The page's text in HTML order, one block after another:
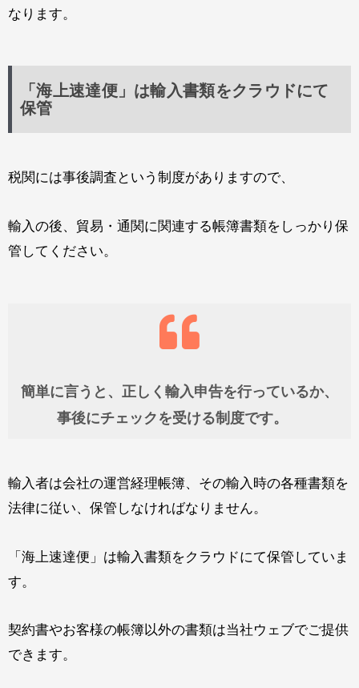
なります。
「海上速達便」は輸入書類をクラウドにて
保管
税関には事後調査という制度がありますので、
輸入の後、貿易・通関に関連する帳簿書類をしっかり保
管してください。
簡単に言うと、正しく輸入申告を行っているか、
事後にチェックを受ける制度です。
輸入者は会社の運営経理帳簿、その輸入時の各種書類を
法律に従い、保管しなければなりません。
「海上速達便」は輸入書類をクラウドにて保管していま
す。
契約書やお客様の帳簿以外の書類は当社ウェブでご提供
できます。